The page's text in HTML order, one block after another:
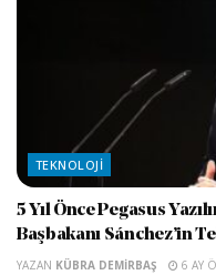
TEKNOLOJI
5 Yıl Önce Pegasus
Başbakanı Sánchez’in
YAZAN KÜBRA DEMIRBAŞ 6 AY